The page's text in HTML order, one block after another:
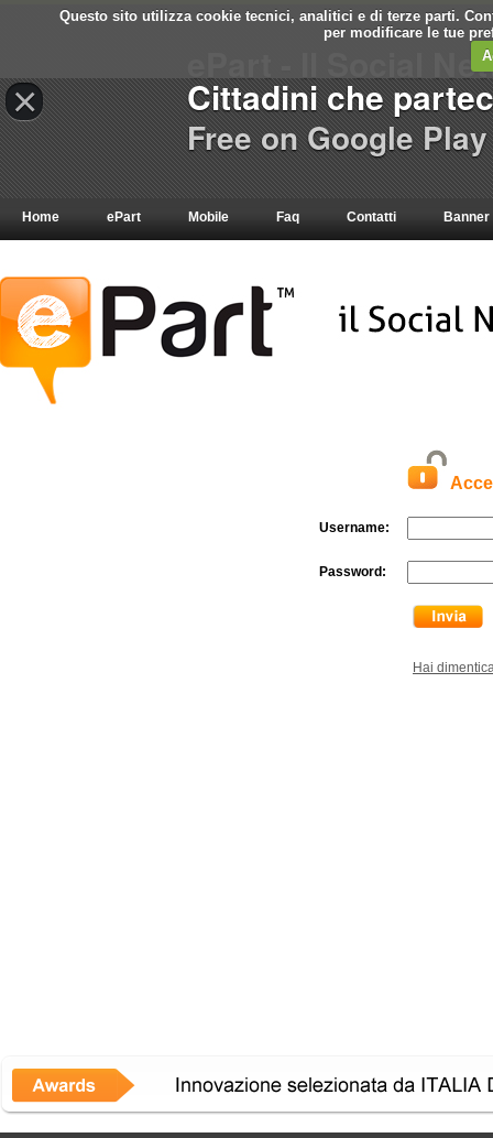
Questo sito utilizza cookie tecnici, analitici e di terze parti.
per modificare le tue
Home ePart Mobile Faq Contatti Banner
Username:
Password:
Hai
×
ePart - Il Social
Cittadini che
Free on Google Play